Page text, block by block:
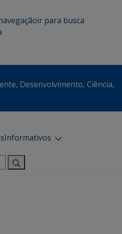
ir para busca
Desenvolvimento, Ciência,
Informativos